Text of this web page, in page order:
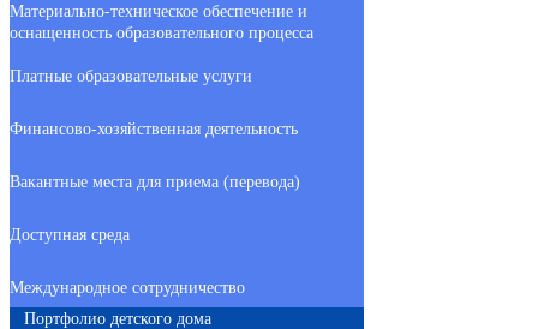
Материально-техническое обеспечение и
оснащенность образовательного процесса
Платные образовательные услуги
Финансово-хозяйственная деятельность
Вакантные места для приема (перевода)
Доступная среда
Международное сотрудничество
Портфолио детского дома